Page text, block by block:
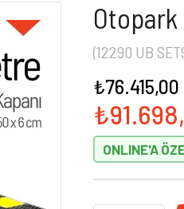
Otopark
(12290 UB
₺76.415,00
ONLINE'A